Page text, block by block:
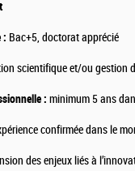
: Bac+5, doctorat apprécié
scientifique et/ou gestion
: minimum 5 ans
confirmée dans le
des enjeux liés à